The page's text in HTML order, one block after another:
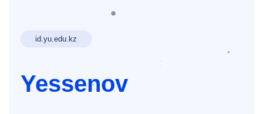
id.yu.edu.kz
Yessenov